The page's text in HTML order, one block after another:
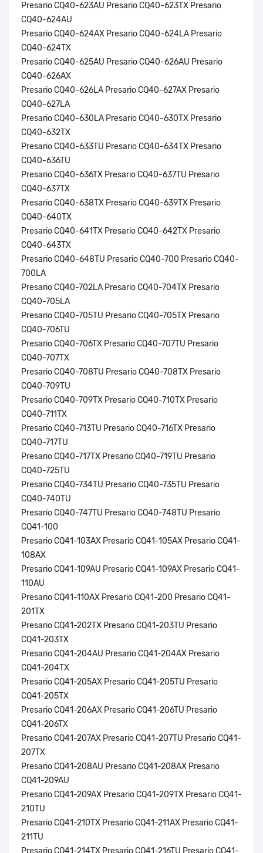
Presario CQ40-623AU Presario CQ40-623TX Presario
CQ40-624AU
Presario CQ40-624AX Presario CQ40-624LA Presario
CQ40-624TX
Presario CQ40-625AU Presario CQ40-626AU Presario
CQ40-626AX
Presario CQ40-626LA Presario CQ40-627AX Presario
CQ40-627LA
Presario CQ40-630LA Presario CQ40-630TX Presario
CQ40-632TX
Presario CQ40-633TU Presario CQ40-634TX Presario
CQ40-636TU
Presario CQ40-636TX Presario CQ40-637TU Presario
CQ40-637TX
Presario CQ40-638TX Presario CQ40-639TX Presario
CQ40-640TX
Presario CQ40-641TX Presario CQ40-642TX Presario
CQ40-643TX
Presario CQ40-648TU Presario CQ40-700 Presario CQ40-
700LA
Presario CQ40-702LA Presario CQ40-704TX Presario
CQ40-705LA
Presario CQ40-705TU Presario CQ40-705TX Presario
CQ40-706TU
Presario CQ40-706TX Presario CQ40-707TU Presario
CQ40-707TX
Presario CQ40-708TU Presario CQ40-708TX Presario
CQ40-709TU
Presario CQ40-709TX Presario CQ40-710TX Presario
CQ40-711TX
Presario CQ40-713TU Presario CQ40-716TX Presario
CQ40-717TU
Presario CQ40-717TX Presario CQ40-719TU Presario
CQ40-725TU
Presario CQ40-734TU Presario CQ40-735TU Presario
CQ40-740TU
Presario CQ40-747TU Presario CQ40-748TU Presario
CQ41-100
Presario CQ41-103AX Presario CQ41-105AX Presario CQ41-
108AX
Presario CQ41-109AU Presario CQ41-109AX Presario CQ41-
110AU
Presario CQ41-110AX Presario CQ41-200 Presario CQ41-
201TX
Presario CQ41-202TX Presario CQ41-203TU Presario
CQ41-203TX
Presario CQ41-204AU Presario CQ41-204AX Presario
CQ41-204TX
Presario CQ41-205AX Presario CQ41-205TU Presario
CQ41-205TX
Presario CQ41-206AX Presario CQ41-206TU Presario
CQ41-206TX
Presario CQ41-207AX Presario CQ41-207TU Presario CQ41-
207TX
Presario CQ41-208AU Presario CQ41-208AX Presario
CQ41-209AU
Presario CQ41-209AX Presario CQ41-209TX Presario CQ41-
210TU
Presario CQ41-210TX Presario CQ41-211AX Presario CQ41-
211TU